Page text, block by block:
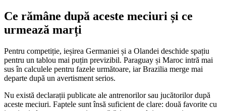
Ce rămâne după aceste meciuri și ce
urmează marți
Pentru competiție, ieșirea Germaniei și a Olandei deschide spațiu
pentru un tablou mai puțin previzibil. Paraguay și Maroc intră mai
sus în calculele pentru fazele următoare, iar Brazilia merge mai
departe după un avertisment serios.
Nu există declarații publicate ale antrenorilor sau jucătorilor după
aceste meciuri. Faptele sunt însă suficient de clare: două favorite cu